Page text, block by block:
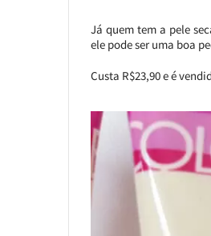
Já quem tem a pele
ele pode ser uma boa
Custa R$23,90 e é